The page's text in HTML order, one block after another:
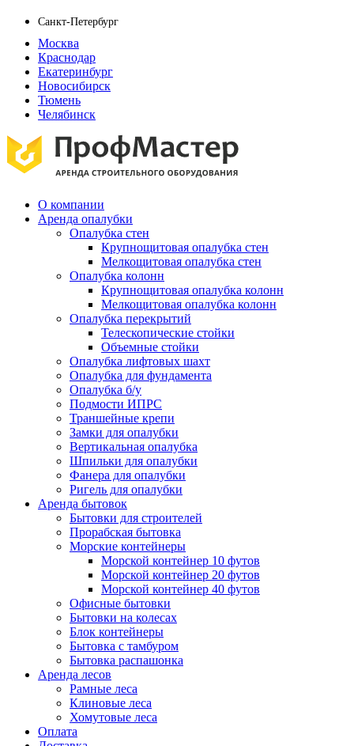
Санкт-Петербург
Москва
Краснодар
Екатеринбург
Новосибирск
Тюмень
Челябинск
О компании
Аренда опалубки
Опалубка стен
Крупнощитовая опалубка стен
Мелкощитовая опалубка стен
Опалубка колонн
Крупнощитовая опалубка колонн
Мелкощитовая опалубка колонн
Опалубка перекрытий
Телескопические стойки
Объемные стойки
Опалубка лифтовых шахт
Опалубка для фундамента
Опалубка б/у
Подмости ИПРС
Траншейные крепи
Замки для опалубки
Вертикальная опалубка
Шпильки для опалубки
Фанера для опалубки
Ригель для опалубки
Аренда бытовок
Бытовки для строителей
Прорабская бытовка
Морские контейнеры
Морской контейнер 10 футов
Морской контейнер 20 футов
Морской контейнер 40 футов
Офисные бытовки
Бытовки на колесах
Блок контейнеры
Бытовка с тамбуром
Бытовка распашонка
Аренда лесов
Рамные леса
Клиновые леса
Хомутовые леса
Оплата